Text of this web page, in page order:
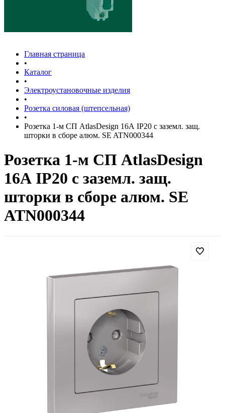
Главная страница
•
Каталог
•
Электроустановочные изделия
•
Розетка силовая (штепсельная)
•
Розетка 1-м СП AtlasDesign 16А IP20 с заземл. защ.
шторки в сборе алюм. SE ATN000344
Розетка 1-м СП AtlasDesign
16А IP20 с заземл. защ.
шторки в сборе алюм. SE
ATN000344